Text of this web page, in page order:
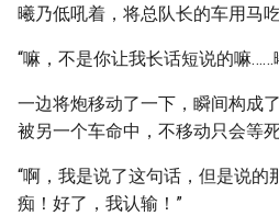
曦乃低吼着，将总队长的车用马吃
“嘛，不是你让我长话短说的嘛……
一边将炮移动了一下，瞬间构成
被另一个车命中，不移动只会等死
“啊，我是说了这句话，但是说的
痴！好了，我认输！”